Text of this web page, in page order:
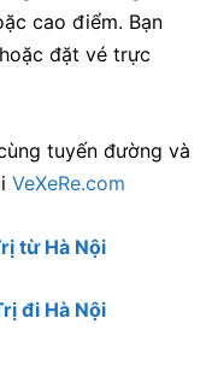
cao điểm. Bạn
đặt vé trực
tuyến đường và
VeXeRe.com
từ Hà Nội
đi Hà Nội